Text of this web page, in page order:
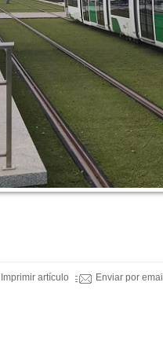
Imprimir artículo Enviar por